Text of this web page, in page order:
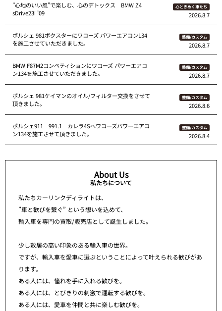
”心地のいい風”で楽しむ、心のデトックス BMW Z4
sDrive23i ’09
心ときめく車たち
2026.8.7
ポルシェ 981ボクスターにワコーズ パワーエアコン134
を施工させていただきました。
整備/カスタム
2026.8.7
BMW F87M2コンペティションにワコーズ パワーエアコ
ン134を施工させていただきました。
整備/カスタム
2026.8.7
ポルシェ 981ケイマンのオイル/フィルター交換をさせて
頂きました。
整備/カスタム
2026.8.6
ポルシェ911 991.1 カレラ4Sへワコーズパワーエアコ
ン134を施工させて頂きました。
整備/カスタム
2026.8.4
About Us
私たちについて
私たちカーリンクディライトは、
”車と歓びを繋ぐ” という想いを込めて、
輸入車を専門の買取/販売店として誕生しました。
少し敷居の高い印象のある輸入車の世界。
ですが、輸入車を愛車に選ぶということによって叶えられる歓びがあ
ります。
ある人には、憧れを手に入れる歓びを。
ある人には、とびきりの刺激で運転する歓びを。
ある人には、愛車を仲間と共に楽しむ歓びを。